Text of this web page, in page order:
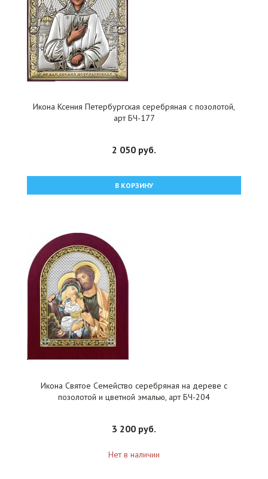
Икона Ксения Петербургская серебряная с позолотой,
арт БЧ-177
2 050 руб.
В КОРЗИНУ
Икона Святое Семейство серебряная на дереве с
позолотой и цветной эмалью, арт БЧ-204
3 200 руб.
Нет в наличии